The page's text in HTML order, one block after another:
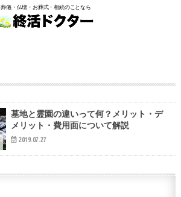
葬儀・仏壇・お葬式・相続のことなら
墓地と霊園の違いって何？メリット・デ
メリット・費用面について解説
2019.07.27